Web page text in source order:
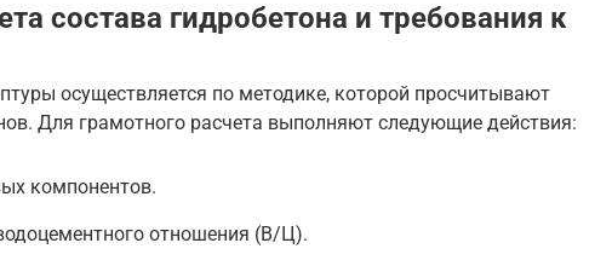
состава гидробетона и требования к
осуществляется по методике, которой просчитывают
Для грамотного расчета выполняют следующие действия:
компонентов.
отношения (В/Ц).